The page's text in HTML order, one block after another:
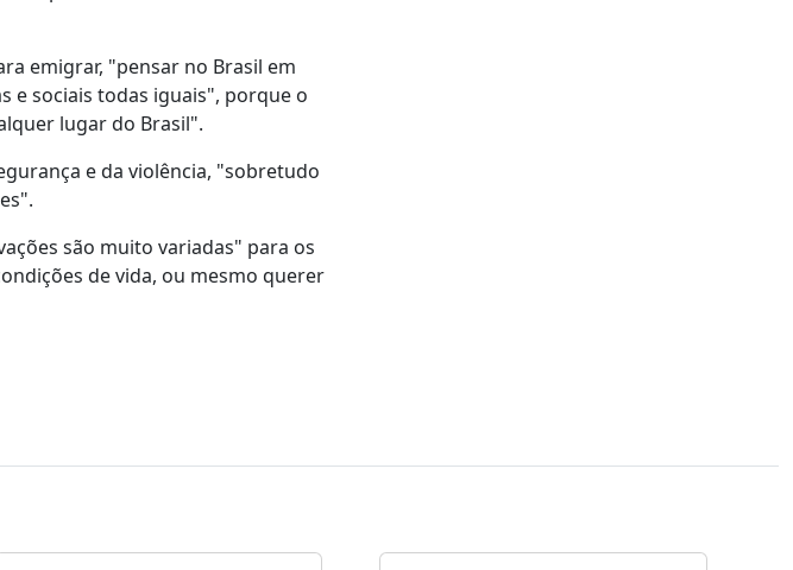
emigrar, "pensar no Brasil em
e sociais todas iguais", porque o
lugar do Brasil".
e da violência, "sobretudo
são muito variadas" para os
de vida, ou mesmo querer